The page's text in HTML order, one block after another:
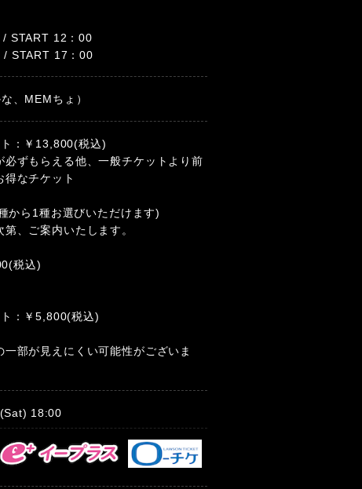
/ START 12：00
/ START 17：00
、MEMちょ）
：￥13,800(税込)
ずもらえる他、一般チケットより前
得なチケット
から1種お選びいただけます)
、ご案内いたします。
税込)
：￥5,800(税込)
部が見えにくい可能性がございま
(Sat) 18:00